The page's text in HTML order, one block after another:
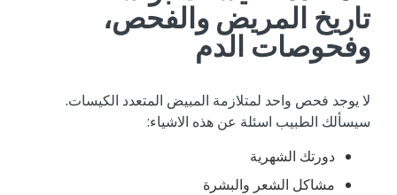
تاريخ المريض والفحص،
وفحوصات الدم
لا يوجد فحص واحد لمتلازمة المبيض المتعدد الكيسات.
سيسألك الطبيب اسئلة عن هذه الاشياء:
دورتك الشهرية
مشاكل الشعر والبشرة